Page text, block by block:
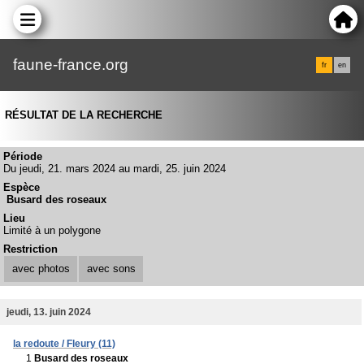
faune-france.org fr en
RÉSULTAT DE LA RECHERCHE
Période
Du jeudi, 21. mars 2024 au mardi, 25. juin 2024
Espèce
Busard des roseaux
Lieu
Limité à un polygone
Restriction
avec photos
avec sons
jeudi, 13. juin 2024
la redoute / Fleury (11)
1 Busard des roseaux